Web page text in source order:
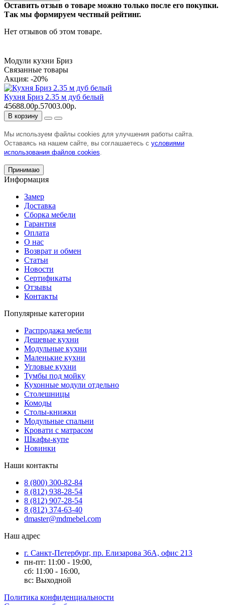
Оставить отзыв о товаре можно только после его покупки.
Так мы формируем честный рейтинг.
Нет отзывов об этом товаре.
Модули кухни Бриз
Связанные товары
Акция: -20%
Кухня Бриз 2.35 м дуб белый
45688.00р.57003.00р.
В корзину
Мы используем файлы cookies для улучшения работы сайта.
Оставаясь на нашем сайте, вы соглашаетесь с условиями
использования файлов cookies
Принимаю
Информация
Замер
Доставка
Сборка мебели
Гарантия
Оплата
О нас
Возврат и обмен
Статьи
Новости
Сертификаты
Отзывы
Контакты
Популярные категории
Распродажа мебели
Дешевые кухни
Модульные кухни
Маленькие кухни
Угловые кухни
Тумбы под мойку
Кухонные модули отдельно
Столешницы
Комоды
Столы-книжки
Модульные спальни
Кровати с матрасом
Шкафы-купе
Новинки
Наши контакты
8 (800) 300-82-84
8 (812) 938-28-54
8 (812) 907-28-54
8 (812) 374-63-40
dmaster@mdmebel.com
Наш адрес
г. Санкт-Петербург, пр. Елизарова 36А, офис 213
пн-пт: 11:00 - 19:00,
сб: 11:00 - 16:00,
вс: Выходной
Политика конфиденциальности